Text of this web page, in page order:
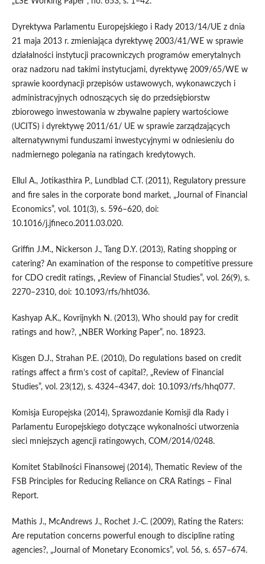
Dyrektywa Parlamentu Europejskiego i Rady 2013/14/UE z dnia
21 maja 2013 r. zmieniająca dyrektywę 2003/41/WE w sprawie
działalności instytucji pracowniczych programów emerytalnych
oraz nadzoru nad takimi instytucjami, dyrektywę 2009/65/WE w
sprawie koordynacji przepisów ustawowych, wykonawczych i
administracyjnych odnoszących się do przedsiębiorstw
zbiorowego inwestowania w zbywalne papiery wartościowe
(UCITS) i dyrektywę 2011/61/ UE w sprawie zarządzających
alternatywnymi funduszami inwestycyjnymi w odniesieniu do
nadmiernego polegania na ratingach kredytowych.
Ellul A., Jotikasthira P., Lundblad C.T. (2011), Regulatory pressure
and fire sales in the corporate bond market, „Journal of Financial
Economics”, vol. 101(3), s. 596–620, doi:
10.1016/j.jfineco.2011.03.020.
Griffin J.M., Nickerson J., Tang D.Y. (2013), Rating shopping or
catering? An examination of the response to competitive pressure
for CDO credit ratings, „Review of Financial Studies”, vol. 26(9), s.
2270–2310, doi: 10.1093/rfs/hht036.
Kashyap A.K., Kovrijnykh N. (2013), Who should pay for credit
ratings and how?, „NBER Working Paper”, no. 18923.
Kisgen D.J., Strahan P.E. (2010), Do regulations based on credit
ratings affect a firm’s cost of capital?, „Review of Financial
Studies”, vol. 23(12), s. 4324–4347, doi: 10.1093/rfs/hhq077.
Komisja Europejska (2014), Sprawozdanie Komisji dla Rady i
Parlamentu Europejskiego dotyczące wykonalności utworzenia
sieci mniejszych agencji ratingowych, COM/2014/0248.
Komitet Stabilności Finansowej (2014), Thematic Review of the
FSB Principles for Reducing Reliance on CRA Ratings – Final
Report.
Mathis J., McAndrews J., Rochet J.‑C. (2009), Rating the Raters:
Are reputation concerns powerful enough to discipline rating
agencies?, „Journal of Monetary Economics”, vol. 56, s. 657–674.